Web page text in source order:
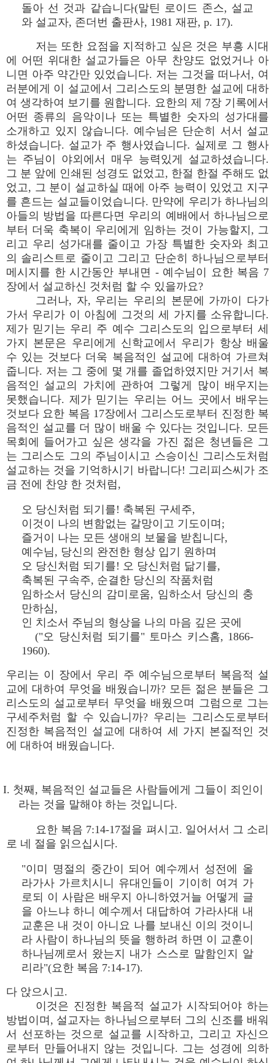
돌아 선 것과 같습니다(말틴 로이드 존스, 설교
와 설교자, 존더번 출판사, 1981 재판, p. 17).
저는 또한 요점을 지적하고 싶은 것은 부흥 시대
에 어떤 위대한 설교가들은 아무 찬양도 없었거나 아
니면 아주 약간만 있었습니다. 저는 그것을 떠나서, 여
러분에게 이 설교에서 그리스도의 분명한 설교에 대하
여 생각하여 보기를 원합니다. 요한의 제 7장 기록에서
어떤 종류의 음악이나 또는 특별한 숫자의 성가대를
소개하고 있지 않습니다. 예수님은 단순히 서서 설교
하셨습니다. 설교가 주 행사였습니다. 실제로 그 행사
는 주님이 야외에서 매우 능력있게 설교하셨습니다.
그 분 앞에 인쇄된 성경도 없었고, 한절 한절 주해도 없
었고, 그 분이 설교하실 때에 아주 능력이 있었고 지구
를 흔드는 설교들이었습니다. 만약에 우리가 하나님의
아들의 방법을 따른다면 우리의 예배에서 하나님으로
부터 더욱 축복이 우리에게 임하는 것이 가능할지, 그
리고 우리 성가대를 줄이고 가장 특별한 숫자와 최고
의 솔리스트로 줄이고 그리고 단순히 하나님으로부터
메시지를 한 시간동안 부내면 - 예수님이 요한 복음 7
장에서 설교하신 것처럼 할 수 있을까요?
그러나, 자, 우리는 우리의 본문에 가까이 다가
가서 우리가 이 아침에 그것의 세 가지를 소유합니다.
제가 믿기는 우리 주 예수 그리스도의 입으로부터 세
가지 본문은 우리에게 신학교에서 우리가 항상 배울
수 있는 것보다 더욱 복음적인 설교에 대하여 가르쳐
줍니다. 저는 그 중에 몇 개를 졸업하였지만 거기서 복
음적인 설교의 가치에 관하여 그렇게 많이 배우지는
못했습니다. 제가 믿기는 우리는 어느 곳에서 배우는
것보다 요한 복음 17장에서 그리스도로부터 진정한 복
음적인 설교를 더 많이 배울 수 있다는 것입니다. 모든
목회에 들어가고 싶은 생각을 가진 젊은 청년들은 그
는 그리스도 그의 주님이시고 스승이신 그리스도처럼
설교하는 것을 기억하시기 바랍니다! 그리피스씨가 조
금 전에 찬양 한 것처럼,
오 당신처럼 되기를! 축복된 구세주,
이것이 나의 변함없는 갈망이고 기도이며;
즐거이 나는 모든 생애의 보물을 받칩니다,
예수님, 당신의 완전한 형상 입기 원하며
오 당신처럼 되기를! 오 당신처럼 닮기를,
축복된 구속주, 순결한 당신의 작품처럼
임하소서 당신의 감미로움, 임하소서 당신의 충
만하심,
인 치소서 주님의 형상을 나의 마음 깊은 곳에
("오 당신처럼 되기를" 토마스 키스홈, 1866-
1960).
우리는 이 장에서 우리 주 예수님으로부터 복음적 설
교에 대하여 무엇을 배웠습니까? 모든 젊은 분들은 그
리스도의 설교로부터 무엇을 배웠으며 그럼으로 그는
구세주처럼 할 수 있습니까? 우리는 그리스도로부터
진정한 복음적인 설교에 대하여 세 가지 본질적인 것
에 대하여 배웠습니다.
I. 첫째, 복음적인 설교들은 사람들에게 그들이 죄인이
라는 것을 말해야 하는 것입니다.
요한 복음 7:14-17절을 펴시고. 일어서서 그 소리
로 네 절을 읽으십시다.
"이미 명절의 중간이 되어 예수께서 성전에 올
라가사 가르치시니 유대인들이 기이히 여겨 가
로되 이 사람은 배우지 아니하였거늘 어떻게 글
을 아느냐 하니 예수께서 대답하여 가라사대 내
교훈은 내 것이 아니요 나를 보내신 이의 것이니
라 사람이 하나님의 뜻을 행하려 하면 이 교훈이
하나님께로서 왔는지 내가 스스로 말함인지 알
리라"(요한 복음 7:14-17).
다 앉으시고.
이것은 진정한 복음적 설교가 시작되어야 하는
방법이며, 설교자는 하나님으로부터 그의 신조를 배워
서 선포하는 것으로 설교를 시작하고, 그리고 자신으
로부터 만들어내지 않는 것입니다. 그는 성경에 의하